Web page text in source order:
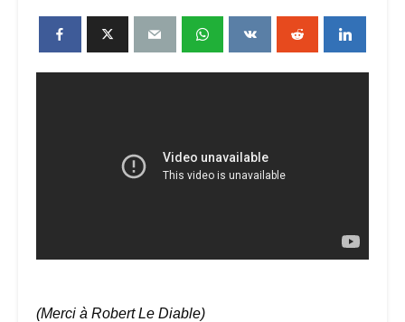
(Merci à Robert Le Diable)